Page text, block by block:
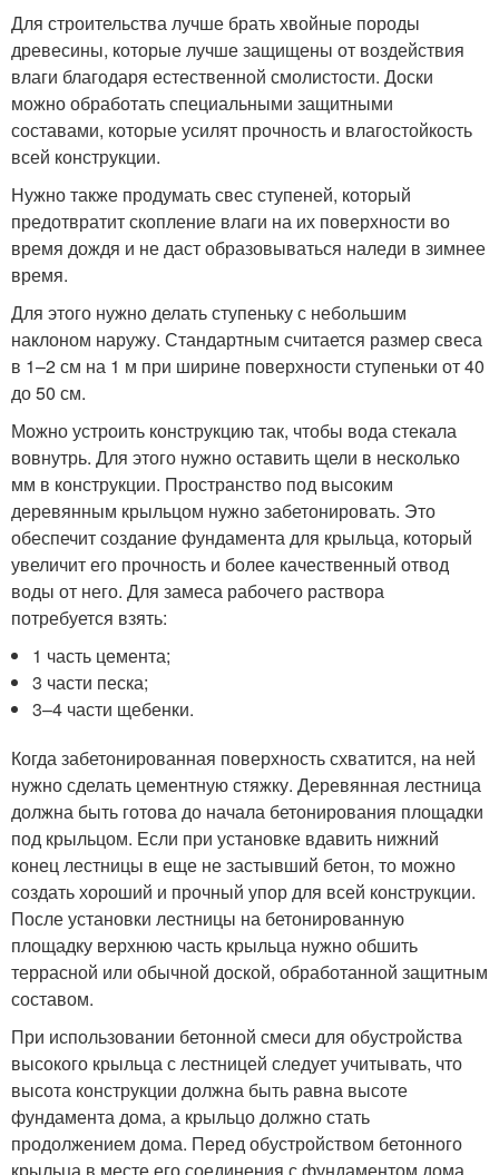
Для строительства лучше брать хвойные породы
древесины, которые лучше защищены от воздействия
влаги благодаря естественной смолистости. Доски
можно обработать специальными защитными
составами, которые усилят прочность и влагостойкость
всей конструкции.
Нужно также продумать свес ступеней, который
предотвратит скопление влаги на их поверхности во
время дождя и не даст образовываться наледи в зимнее
время.
Для этого нужно делать ступеньку с небольшим
наклоном наружу. Стандартным считается размер свеса
в 1–2 см на 1 м при ширине поверхности ступеньки от 40
до 50 см.
Можно устроить конструкцию так, чтобы вода стекала
вовнутрь. Для этого нужно оставить щели в несколько
мм в конструкции. Пространство под высоким
деревянным крыльцом нужно забетонировать. Это
обеспечит создание фундамента для крыльца, который
увеличит его прочность и более качественный отвод
воды от него. Для замеса рабочего раствора
потребуется взять:
1 часть цемента;
3 части песка;
3–4 части щебенки.
Когда забетонированная поверхность схватится, на ней
нужно сделать цементную стяжку. Деревянная лестница
должна быть готова до начала бетонирования площадки
под крыльцом. Если при установке вдавить нижний
конец лестницы в еще не застывший бетон, то можно
создать хороший и прочный упор для всей конструкции.
После установки лестницы на бетонированную
площадку верхнюю часть крыльца нужно обшить
террасной или обычной доской, обработанной защитным
составом.
При использовании бетонной смеси для обустройства
высокого крыльца с лестницей следует учитывать, что
высота конструкции должна быть равна высоте
фундамента дома, а крыльцо должно стать
продолжением дома. Перед обустройством бетонного